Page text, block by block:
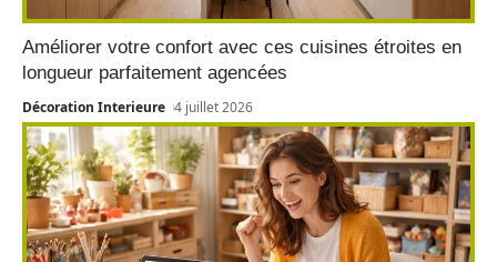
Améliorer votre confort avec ces cuisines étroites en
longueur parfaitement agencées
Décoration Interieure 4 juillet 2026